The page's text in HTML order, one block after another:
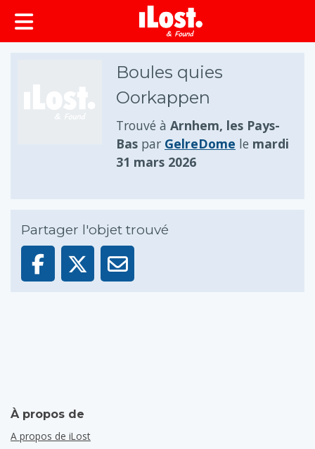
principal
Boules quies
Oorkappen
Trouvé à Arnhem, les Pays-
Bas par GelreDome le mardi
31 mars 2026
Partager l'objet trouvé
À propos de
A propos de iLost